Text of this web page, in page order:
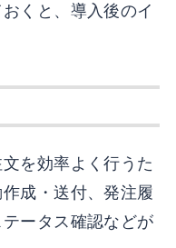
くと、導入後のイ
を効率よく行うた
成・送付、発注履
ータス確認などが